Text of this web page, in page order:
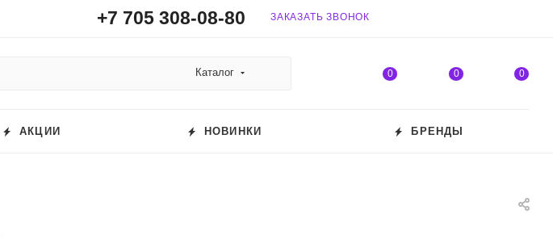
+7 705 308-08-80 ЗАКАЗАТЬ ЗВОНОК
Каталог 0 0 0
АКЦИИ НОВИНКИ БРЕНДЫ